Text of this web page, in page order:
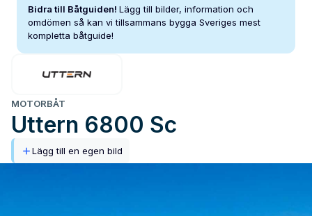
Bidra till Båtguiden! Lägg till bilder, information och
omdömen så kan vi tillsammans bygga Sveriges mest
kompletta båtguide!
MOTORBÅT
Uttern 6800 Sc
Lägg till en egen bild